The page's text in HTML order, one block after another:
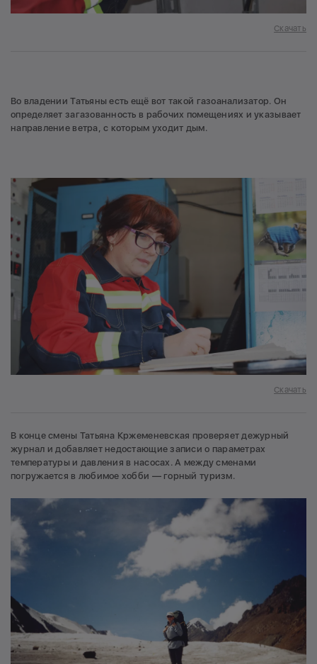
Скачать
Во владении Татьяны есть ещё вот такой газоанализатор. Он
определяет загазованность в рабочих помещениях и указывает
направление ветра, с которым уходит дым.
Скачать
В конце смены Татьяна Кржеменевская проверяет дежурный
журнал и добавляет недостающие записи о параметрах
температуры и давления в насосах. А между сменами
погружается в любимое хобби — горный туризм.